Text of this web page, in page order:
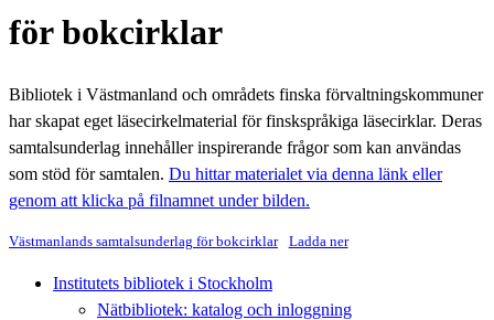
för bokcirklar
Bibliotek i Västmanland och områdets finska förvaltningskommuner
har skapat eget läsecirkelmaterial för finskspråkiga läsecirklar. Deras
samtalsunderlag innehåller inspirerande frågor som kan användas
som stöd för samtalen. Du hittar materialet via denna länk eller
genom att klicka på filnamnet under bilden.
Västmanlands samtalsunderlag för bokcirklar Ladda ner
Institutets bibliotek i Stockholm
Nätbibliotek: katalog och inloggning